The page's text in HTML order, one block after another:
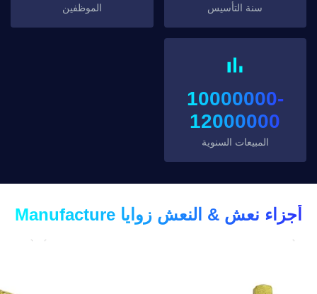
سنة التأسيس الموظفين
10000000-
12000000
المبيعات السنوية
أجزاء نعش & النعش زوايا Manufacture